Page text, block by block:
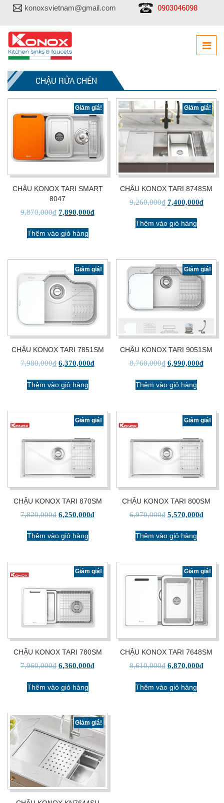
konoxsvietnam@gmail.com 0903046098
CHẬU RỬA CHÉN
Giảm giá!
CHẬU KONOX TARI SMART
8047
9,870,000₫ 7,890,000₫
Thêm vào giỏ hàng
Giảm giá!
CHẬU KONOX TARI 8748SM
9,260,000₫ 7,400,000₫
Thêm vào giỏ hàng
Giảm giá!
CHẬU KONOX TARI 7851SM
7,980,000₫ 6,370,000₫
Thêm vào giỏ hàng
Giảm giá!
CHẬU KONOX TARI 9051SM
8,760,000₫ 6,990,000₫
Thêm vào giỏ hàng
Giảm giá!
CHẬU KONOX TARI 870SM
7,820,000₫ 6,250,000₫
Thêm vào giỏ hàng
Giảm giá!
CHẬU KONOX TARI 800SM
6,970,000₫ 5,570,000₫
Thêm vào giỏ hàng
Giảm giá!
CHẬU KONOX TARI 780SM
7,960,000₫ 6,360,000₫
Thêm vào giỏ hàng
Giảm giá!
CHẬU KONOX TARI 7648SM
8,610,000₫ 6,870,000₫
Thêm vào giỏ hàng
Giảm giá!